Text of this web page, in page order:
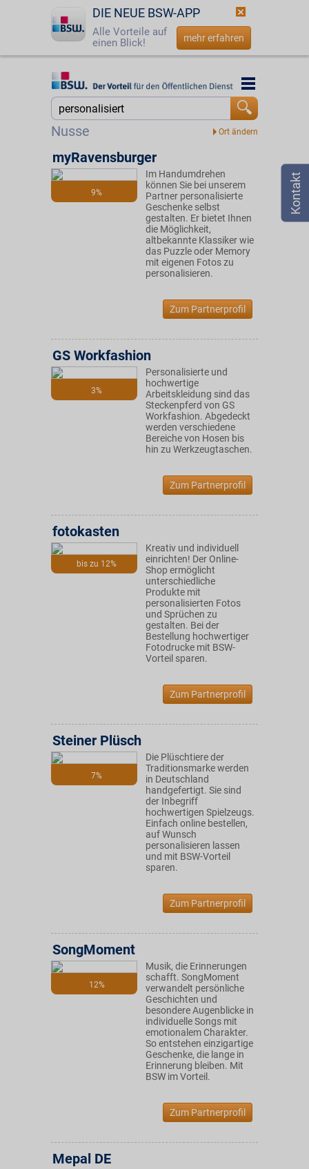
DIE NEUE BSW-APP
Alle Vorteile auf
einen Blick!
mehr erfahren
Startseite
Jetzt BSW-Mitglied werden
☎ 0800 - 279 25 82
Nusse
Startseite
9%
myRavensburger
Im Handumdrehen
können Sie bei unserem
Partner personalisierte
Geschenke selbst
gestalten. Er bietet Ihnen
die Möglichkeit,
altbekannte Klassiker wie
das Puzzle oder Memory
mit eigenen Fotos zu
personalisieren.
Zum Partnerprofil
3%
GS Workfashion
Personalisierte und
hochwertige
Arbeitskleidung sind das
Steckenpferd von GS
Workfashion. Abgedeckt
werden verschiedene
Bereiche von Hosen bis
hin zu Werkzeugtaschen.
Zum Partnerprofil
bis zu 12%
fotokasten
Kreativ und individuell
einrichten! Der Online-
Shop ermöglicht
unterschiedliche
Produkte mit
personalisierten Fotos
und Sprüchen zu
gestalten. Bei der
Bestellung hochwertiger
Fotodrucke mit BSW-
Vorteil sparen.
Zum Partnerprofil
7%
Steiner Plüsch
Die Plüschtiere der
Traditionsmarke werden
in Deutschland
handgefertigt. Sie sind
der Inbegriff
hochwertigen Spielzeugs.
Einfach online bestellen,
auf Wunsch
personalisieren lassen
und mit BSW-Vorteil
sparen.
Zum Partnerprofil
12%
SongMoment
Musik, die Erinnerungen
schafft. SongMoment
verwandelt persönliche
Geschichten und
besondere Augenblicke in
individuelle Songs mit
emotionalem Charakter.
So entstehen einzigartige
Geschenke, die lange in
Erinnerung bleiben. Mit
BSW im Vorteil.
Zum Partnerprofil
Mepal DE